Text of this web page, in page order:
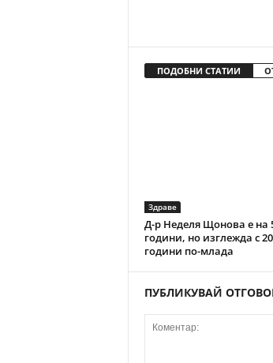
ПОДОБНИ СТАТИИ
Здраве
Д-р Неделя Щонова е на
години, но изглежда с 20
години по-млада
ПУБЛИКУВАЙ